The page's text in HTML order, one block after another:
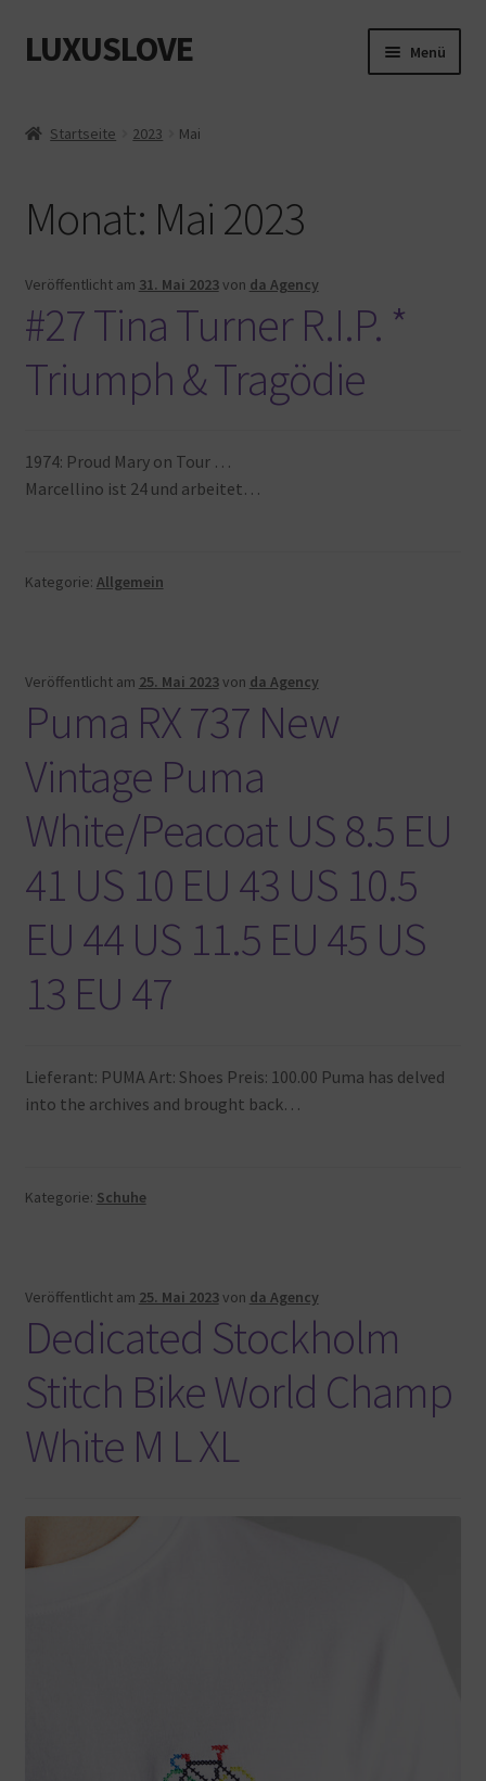
Zur
Navigation
Zum
Inhalt
LUXUSLOVE Menü
Datenschutz
Impressum
Kasse
Mein Konto
Startseite 2023 Mai
Monat: Mai 2023
Veröffentlicht am 31. Mai 2023von da Agency
#27 Tina Turner R.I.P. *
Triumph & Tragödie
1974: Proud Mary on Tour …
Marcellino ist 24 und arbeitet…
Kategorie: Allgemein
Veröffentlicht am 25. Mai 2023von da Agency
Puma RX 737 New
Vintage Puma
White/Peacoat US 8.5 EU
41 US 10 EU 43 US 10.5
EU 44 US 11.5 EU 45 US
13 EU 47
Lieferant: PUMA Art: Shoes Preis: 100.00 Puma has delved
into the archives and brought back…
Kategorie: Schuhe
Veröffentlicht am 25. Mai 2023von da Agency
Dedicated Stockholm
Stitch Bike World Champ
White M L XL